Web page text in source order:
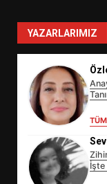
YAZARLARIMIZ
İşte